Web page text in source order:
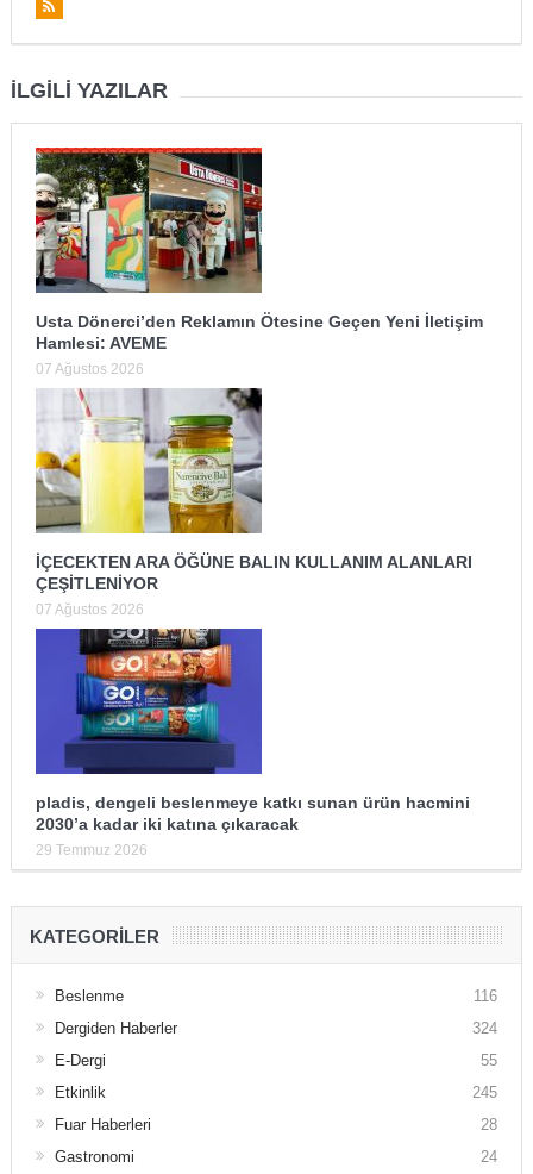
İLGILI YAZILAR
Usta Dönerci’den Reklamın Ötesine Geçen Yeni İletişim
Hamlesi: AVEME
07 Ağustos 2026
İÇECEKTEN ARA ÖĞÜNE BALIN KULLANIM ALANLARI
ÇEŞİTLENİYOR
07 Ağustos 2026
pladis, dengeli beslenmeye katkı sunan ürün hacmini
2030’a kadar iki katına çıkaracak
29 Temmuz 2026
KATEGORILER
Beslenme
116
Dergiden Haberler
324
E-Dergi
55
Etkinlik
245
Fuar Haberleri
28
Gastronomi
24